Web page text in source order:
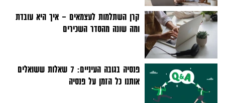
קרן השתלמות לעצמאים - איך היא עובדת
ומה שונה מהסדר השכירים
פנסיה בגובה העיניים: 7 שאלות ששואלים
אותנו כל הזמן על פנסיה